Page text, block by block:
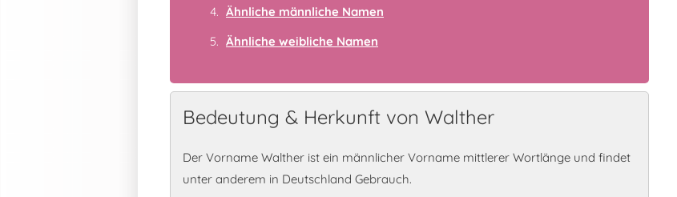
Ähnliche männliche Namen
Ähnliche weibliche Namen
Bedeutung & Herkunft von Walther
Der Vorname Walther ist ein männlicher Vorname mittlerer Wortlänge und findet
unter anderem in Deutschland Gebrauch.